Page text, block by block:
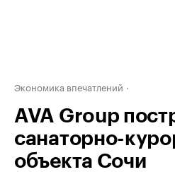
Экономика впечатлений
AVA Group
санаторно-
объекта Сочи